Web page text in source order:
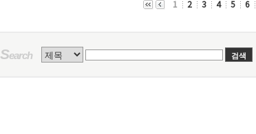
1 2 3 4 5 6
Search